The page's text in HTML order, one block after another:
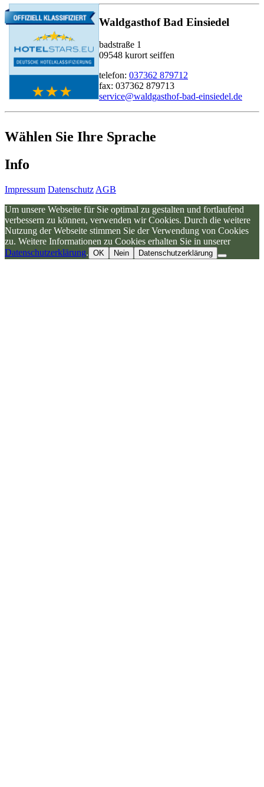
Waldgasthof Bad Einsiedel
badstraße 1
09548 kurort seiffen
telefon: 037362 879712
fax: 037362 879713
service@waldgasthof-bad-einsiedel.de
Wählen Sie Ihre Sprache
Info
Impressum Datenschutz AGB
Um unsere Webseite für Sie optimal zu gestalten und fortlaufend
verbessern zu können, verwenden wir Cookies. Durch die weitere
Nutzung der Webseite stimmen Sie der Verwendung von Cookies
zu. Weitere Informationen zu Cookies erhalten Sie in unserer
Datenschutzerklärung. OK Nein Datenschutzerklärung